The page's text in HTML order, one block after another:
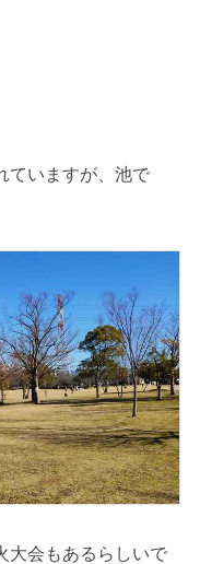
ていますが、池で
大会もあるらしいで